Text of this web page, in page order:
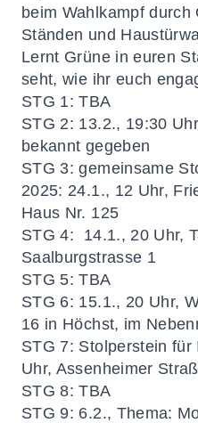
beim Wahlkampf durch
Ständen und
Lernt Grüne in euren
seht, wie ihr euch
STG 1: TBA
STG 2: 13.2., 19:30
bekannt gegeben
STG 3: gemeinsame
2025: 24.1., 12 Uhr,
Haus Nr. 125
STG 4:
14.1., 20 Uhr,
Saalburgstrasse 1
STG 5: TBA
STG 6: 15.1., 20 Uhr,
16 in Höchst, im
STG 7: Stolperstein für
Uhr, Assenheimer
STG 8:TBA
STG 9: 6.2., Thema: